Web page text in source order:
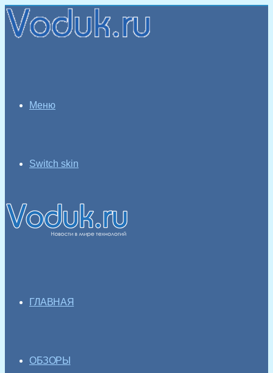
Меню
Switch skin
ГЛАВНАЯ
ОБЗОРЫ